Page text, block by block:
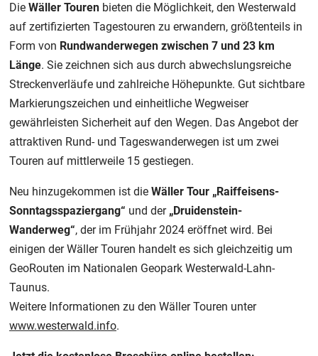
Die Wäller Touren bieten die Möglichkeit, den Westerwald
auf zertifizierten Tagestouren zu erwandern, größtenteils in
Form von Rundwanderwegen zwischen 7 und 23 km
Länge. Sie zeichnen sich aus durch abwechslungsreiche
Streckenverläufe und zahlreiche Höhepunkte. Gut sichtbare
Markierungszeichen und einheitliche Wegweiser
gewährleisten Sicherheit auf den Wegen. Das Angebot der
attraktiven Rund- und Tageswanderwegen ist um zwei
Touren auf mittlerweile 15 gestiegen.
Neu hinzugekommen ist die Wäller Tour „Raiffeisens-
Sonntagsspaziergang“ und der „Druidenstein-
Wanderweg“, der im Frühjahr 2024 eröffnet wird. Bei
einigen der Wäller Touren handelt es sich gleichzeitig um
GeoRouten im Nationalen Geopark Westerwald-Lahn-
Taunus.
Weitere Informationen zu den Wäller Touren unter
www.westerwald.info.